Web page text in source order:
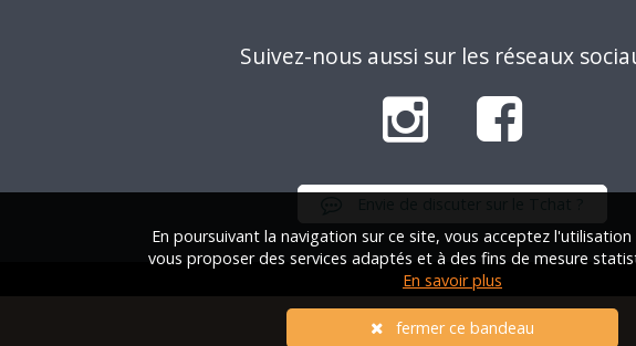
Suivez-nous aussi sur les réseaux
© 2001 / 2026 • Association Française des Solos |Qui sommes-nous ?|FAQ|
En poursuivant la navigation sur ce site, vous acceptez
vous proposer des services adaptés et à des fins de mesure
En savoir plus
fermer ce bandeau